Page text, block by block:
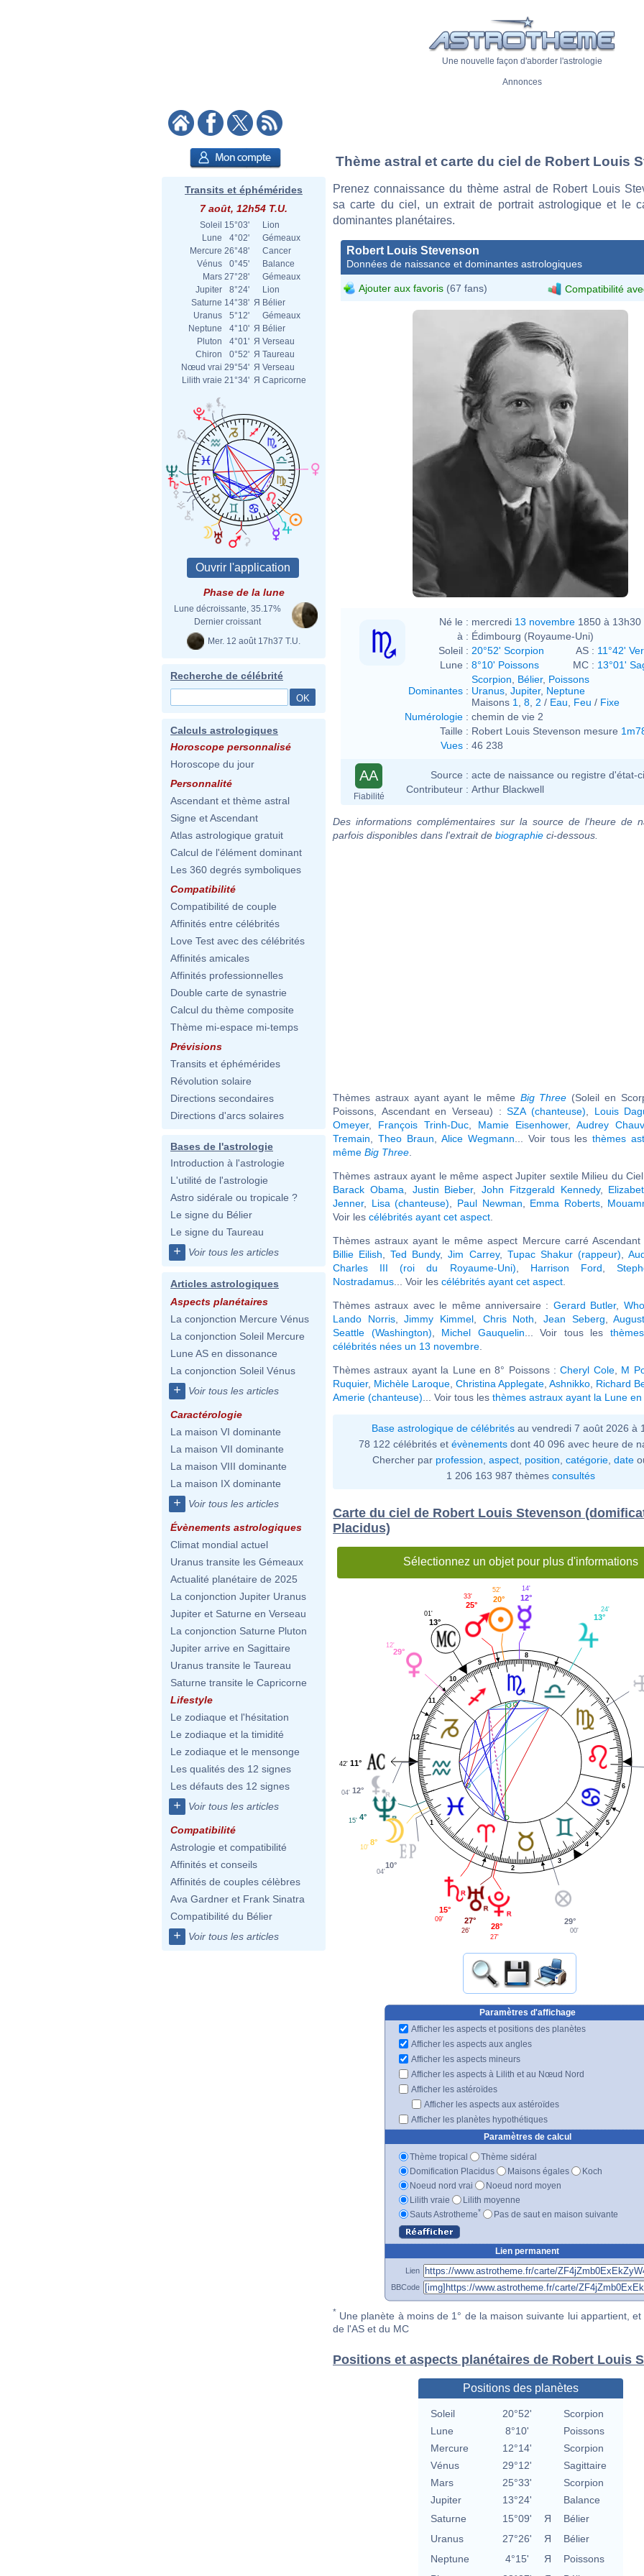
Une nouvelle façon d'aborder l'astrologie
Annonces
Transits et éphémérides
7 août, 12h54 T.U.
Soleil 15°03'
Lion
Lune
4°02'
Gémeaux
Mercure 26°48'
Cancer
Vénus
0°45'
Balance
Mars 27°28'
Gémeaux
Jupiter
8°24'
Lion
Saturne 14°38' Я Bélier
Uranus
5°12'
Gémeaux
Neptune
4°10' Я Bélier
Pluton
4°01' Я Verseau
Chiron
0°52' Я Taureau
Nœud vrai 29°54' Я Verseau
Lilith vraie 21°34' Я Capricorne
Phase de la lune
Lune décroissante, 35.17%
Dernier croissant
Mer. 12 août 17h37 T.U.
Recherche de célébrité
Calculs astrologiques
Horoscope personnalisé
Horoscope du jour
Personnalité
Ascendant et thème astral
Signe et Ascendant
Atlas astrologique gratuit
Calcul de l'élément dominant
Les 360 degrés symboliques
Compatibilité
Compatibilité de couple
Affinités entre célébrités
Love Test avec des célébrités
Affinités amicales
Affinités professionnelles
Double carte de synastrie
Calcul du thème composite
Thème mi-espace mi-temps
Prévisions
Transits et éphémérides
Révolution solaire
Directions secondaires
Directions d'arcs solaires
Bases de l'astrologie
Introduction à l'astrologie
L'utilité de l'astrologie
Astro sidérale ou tropicale ?
Le signe du Bélier
Le signe du Taureau
+ Voir tous les articles
Articles astrologiques
Aspects planétaires
La conjonction Mercure Vénus
La conjonction Soleil Mercure
Lune AS en dissonance
La conjonction Soleil Vénus
+ Voir tous les articles
Caractérologie
La maison VI dominante
La maison VII dominante
La maison VIII dominante
La maison IX dominante
+ Voir tous les articles
Évènements astrologiques
Climat mondial actuel
Uranus transite les Gémeaux
Actualité planétaire de 2025
La conjonction Jupiter Uranus
Jupiter et Saturne en Verseau
La conjonction Saturne Pluton
Jupiter arrive en Sagittaire
Uranus transite le Taureau
Saturne transite le Capricorne
Lifestyle
Le zodiaque et l'hésitation
Le zodiaque et la timidité
Le zodiaque et le mensonge
Les qualités des 12 signes
Les défauts des 12 signes
+ Voir tous les articles
Compatibilité
Astrologie et compatibilité
Affinités et conseils
Affinités de couples célèbres
Ava Gardner et Frank Sinatra
Compatibilité du Bélier
+ Voir tous les articles
Thème astral et carte du ciel de Robert Louis
Prenez connaissance du thème astral de Robert Louis
sa carte du ciel, un extrait de portrait astrologique et le
dominantes planétaires.
Robert Louis Stevenson
Données de naissance et dominantes astrologiques
Ajouter aux favoris (67 fans) Compatibilité
Henry Walter Barnett
Né le : mercredi 13 novembre 1850 à 13h30
à : Édimbourg (Royaume-Uni)
Soleil : 20°52' Scorpion AS : 11°42'
Lune : 8°10' Poissons MC : 13°01'
Dominantes :
Scorpion Bélier, Poissons
Uranus Jupiter, Neptune
Maisons 1 8 2 / Eau Feu / Fixe
Numérologie : chemin de vie 2
Taille : Robert Louis Stevenson mesure
Vues : 46 238
AA
Fiabilité
Source : acte de naissance ou registre d'état-
Contributeur : Arthur Blackwell
Des informations complémentaires sur la source de l'heure de
parfois disponibles dans l'extrait de biographie ci-dessous.
Thèmes astraux ayant ayant le même Big Three (Soleil en
Poissons, Ascendant en Verseau) :SZA (chanteuse) Louis
Omeyer, François Trinh-Duc Mamie Eisenhower, Audrey
Tremain
Theo Braun Alice Wegmann ... Voir tous lesthèmes
même Big Three
Thèmes astraux ayant le même aspect Jupiter sextile Milieu du
Barack Obama
Justin Bieber,John Fitzgerald Kennedy,
Jenner, Lisa (chanteuse) Paul Newman Emma Roberts,
Voir les célébrités ayant cet aspect
Thèmes astraux ayant le même aspect Mercure carré
Billie Eilish ,Ted Bundy,Jim Carrey, Tupac Shakur (rappeur)
Charles III (roi du Royaume-Uni)
Harrison Ford
Nostradamus ... Voir les célébrités ayant cet aspect
Thèmes astraux avec le même anniversaire : Gerard Butler,
Lando Norris,Jimmy Kimmel Chris Noth ,Jean Seberg ,
Seattle (Washington)
Michel Gauquelin ... Voir tous les
célébrités nées un 13 novembre
Thèmes astraux ayant la Lune en 8° Poissons :Cheryl Cole, M
Ruquier, Michèle Laroque Christina Applegate Ashnikko Richard
Amerie (chanteuse) ... Voir tous les thèmes astraux ayant la Lune en
Base astrologique de célébrités au vendredi 7 août 2026 à
78 122 célébrités et évènements dont 40 096 avec heure de
Chercher par profession aspect position catégorie date
1 206 163 987 thèmes consultés
Carte du ciel de Robert Louis Stevenson
Placidus)
Sélectionnez un objet pour plus d'informations
1
2
3
4
5
6
7
8
9
10
11
12
13°
24'
12°
14'
20°
52'
25°
33'
13°
01'
29°
12'
11°
42'
12°
04'
4°
15'
8°
10'
10°
04'
15°
09' 27°
26' 28°
27'
29°
00'
Paramètres d'affichage
Afficher les aspects et positions des planètes
Afficher les aspects aux angles
Afficher les aspects mineurs
Afficher les aspects à Lilith et au Nœud Nord
Afficher les astéroïdes
Afficher les aspects aux astéroïdes
Afficher les planètes hypothétiques
Paramètres de calcul
Thème tropical
Thème sidéral
Domification Placidus
Maisons égales
Koch
Noeud nord vrai
Noeud nord moyen
Lilith vraie
Lilith moyenne
Sauts Astrotheme* Pas de saut en maison suivante
Lien permanent
Lien
BBCode
* Une planète à moins de 1° de la maison suivante lui appartient, et
de l'AS et du MC
Positions et aspects planétaires de Robert Louis
Positions des planètes
Soleil 20°52'
Scorpion
Lune
8°10'
Poissons
Mercure
12°14'
Scorpion
Vénus
29°12'
Sagittaire
Mars
25°33'
Scorpion
Jupiter
13°24'
Balance
Saturne
15°09' Я
Bélier
Uranus
27°26' Я
Bélier
Neptune
4°15' Я
Poissons